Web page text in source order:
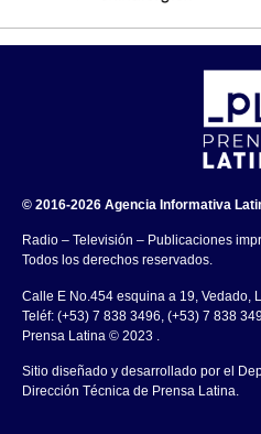
© 2016-2026 Agencia Informativa
Radio – Televisión – Publicaciones
Todos los derechos reservados.
Calle E No.454 esquina a 19, Vedado,
Teléf: (+53) 7 838 3496, (+53) 7 838
Prensa Latina © 2023 .
Sitio diseñado y desarrollado por el
Dirección Técnica de Prensa Latina.